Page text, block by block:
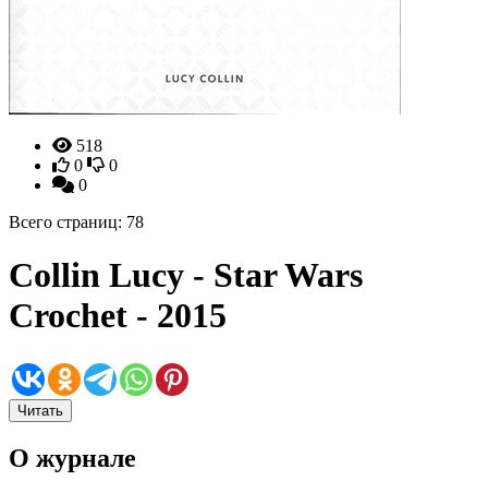
518
0
0
0
Всего страниц: 78
Collin Lucy - Star Wars
Crochet - 2015
Читать
О журнале